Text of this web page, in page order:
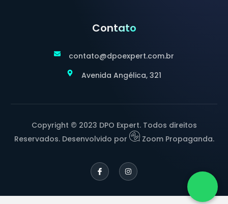
Contato
contato@dpoexpert.com.br
Avenida Angélica, 321
Copyright © 2023 DPO Expert. Todos direitos
Reservados. Desenvolvido por
Zoom Propaganda.